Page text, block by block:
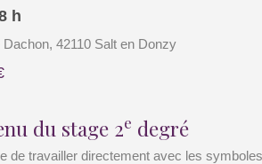
h
Dachon, 42110 Salt en Donzy
du stage 2e degré
de travailler directement avec les